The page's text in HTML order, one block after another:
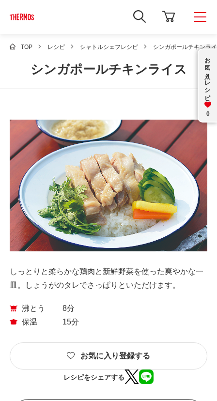
新
し
ィ
ン
ウ
で
サ
検
索
を
開
き
ま
す
TOP レシピ シャトルシェフレシピ シンガポールチキンラ
シンガポールチキンライス お気に入り
レシピ
0
しっとりと柔らかな鶏肉と新鮮野菜を使った爽やかな一
皿。しょうがのタレでさっぱりといただけます。
沸とう
8分
保温
15分
お気に入り登録する
レシピをシェアする